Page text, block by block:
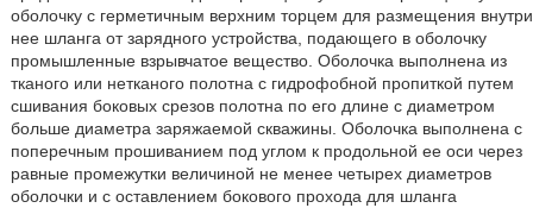
оболочку с герметичным верхним торцем для размещения внутри
нее шланга от зарядного устройства, подающего в оболочку
промышленные взрывчатое вещество. Оболочка выполнена из
тканого или нетканого полотна с гидрофобной пропиткой путем
сшивания боковых срезов полотна по его длине с диаметром
больше диаметра заряжаемой скважины. Оболочка выполнена с
поперечным прошиванием под углом к продольной ее оси через
равные промежутки величиной не менее четырех диаметров
оболочки и с оставлением бокового прохода для шланга